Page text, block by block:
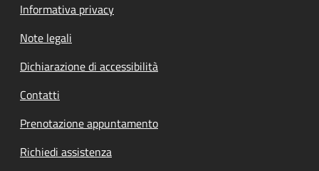
Informativa privacy
Note legali
Dichiarazione di accessibilità
Contatti
Prenotazione appuntamento
Richiedi assistenza